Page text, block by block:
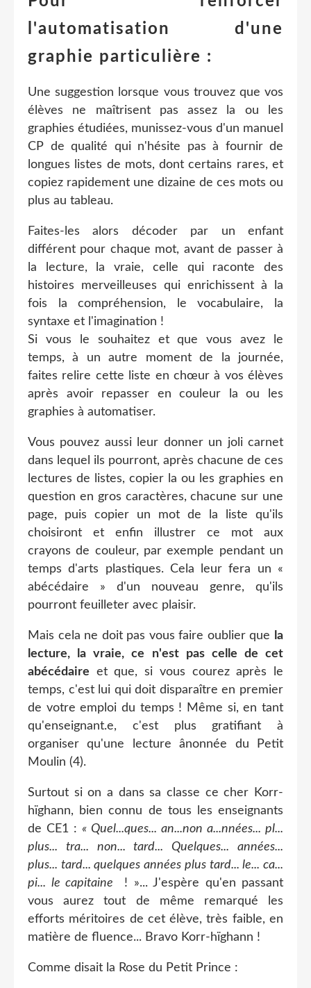
l'automatisation d'une
graphie particulière :
Une suggestion lorsque vous trouvez que vos
élèves ne maîtrisent pas assez la ou les
graphies étudiées, munissez-vous d'un manuel
CP de qualité qui n'hésite pas à fournir de
longues listes de mots, dont certains rares, et
copiez rapidement une dizaine de ces mots ou
plus au tableau.
Faites-les alors décoder par un enfant
différent pour chaque mot, avant de passer à
la lecture, la vraie, celle qui raconte des
histoires merveilleuses qui enrichissent à la
fois la compréhension, le vocabulaire, la
syntaxe et l'imagination !
Si vous le souhaitez et que vous avez le
temps, à un autre moment de la journée,
faites relire cette liste en chœur à vos élèves
après avoir repasser en couleur la ou les
graphies à automatiser.
Vous pouvez aussi leur donner un joli carnet
dans lequel ils pourront, après chacune de ces
lectures de listes, copier la ou les graphies en
question en gros caractères, chacune sur une
page, puis copier un mot de la liste qu'ils
choisiront et enfin illustrer ce mot aux
crayons de couleur, par exemple pendant un
temps d'arts plastiques. Cela leur fera un «
abécédaire » d'un nouveau genre, qu'ils
pourront feuilleter avec plaisir.
Mais cela ne doit pas vous faire oublier que
la
lecture, la vraie, ce n'est pas celle de cet
abécédaire et que, si vous courez après le
temps, c'est lui qui doit disparaître en premier
de votre emploi du temps ! Même si, en tant
qu'enseignant.e, c'est plus gratifiant à
organiser qu'une lecture ânonnée du Petit
Moulin (4).
Surtout si on a dans sa classe ce cher Korr-
hïghann, bien connu de tous les enseignants
de CE1 : « Quel...ques... an...non a...nnées... pl...
plus... tra... non... tard... Quelques... années...
plus... tard... quelques années plus tard... le... ca...
pi... le capitaine
! »... J'espère qu'en passant
vous aurez tout de même remarqué les
efforts méritoires de cet élève, très faible, en
matière de fluence... Bravo Korr-hïghann !
Comme disait la Rose du Petit Prince :